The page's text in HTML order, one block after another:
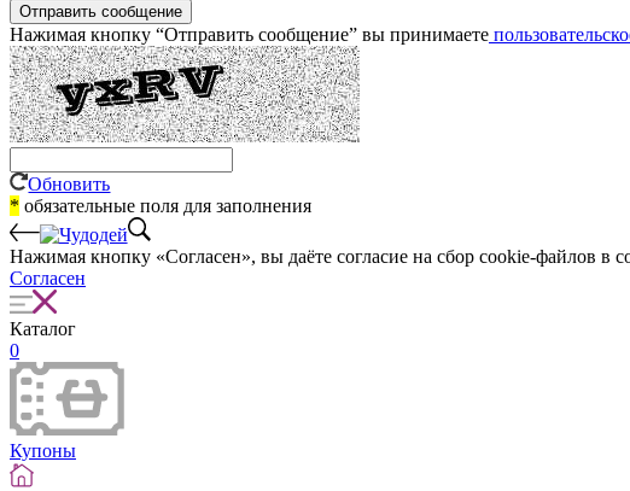
Отправить сообщение
Нажимая кнопку “Отправить сообщение” вы принимаете
Обновить
* обязательные поля для заполнения
Нажимая кнопку «Согласен», вы даёте cогласие на сбор cookie-файлов в
Согласен
Каталог
0
Купоны